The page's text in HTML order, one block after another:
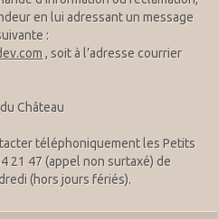
en lui adressant un message
:
, soit à l’adresse courrier
Château
téléphoniquement les Petits
21 47 (appel non surtaxé) de
(hors jours fériés).